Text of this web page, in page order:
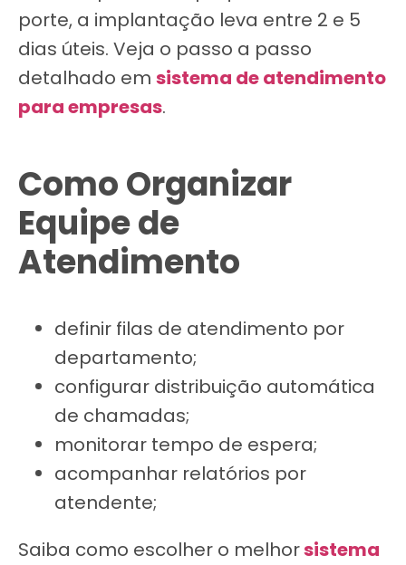
porte, a implantação leva entre 2 e 5
dias úteis. Veja o passo a passo
detalhado em sistema de atendimento
para empresas.
Como Organizar
Equipe de
Atendimento
definir filas de atendimento por
departamento;
configurar distribuição automática
de chamadas;
monitorar tempo de espera;
acompanhar relatórios por
atendente;
Saiba como escolher o melhorsistema